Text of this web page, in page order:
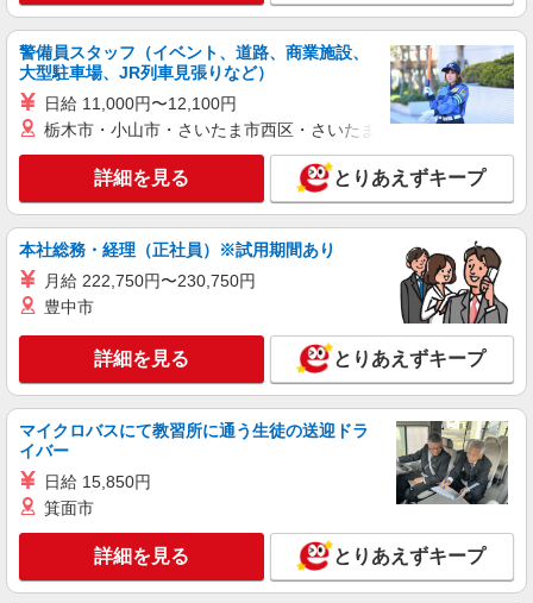
未経験歓迎のアパレル販売スタッフ
未経験：月給243,800円〜400,000円 経験者
（店長候補）：月給300,000円〜 ※試用期間中は
270,000円〜 ★固定残業手当：30,800円（月給に
含む） ※経験・能力考慮 ※固定残業時間は1ヶ月
あたり20時間、超過時は追加で残業手当支給 ※月
3万円まで交通費支給 ※試用期間（2〜3ヶ月）も
同条件 【手当】固定残業手当／資格手当／店舗職
制手当／住宅手当（実家外かつ賃貸の場合のみ別
途支給）※試用期間明けから支給／特別手当 ※手
当の種類はエリアにより異なります。詳細は面接
時にお尋ねください。 ＼入社３大特典キャンペー
ン実施中！／※詳細は備考欄にて
≪横浜ジョイナス店≫ 神奈川県横浜市西区南
幸1-4 横浜ジョイナスB1F ■各線「横浜駅」より徒
歩2分
詳細を見る
正社員
LOUNIE（ルーニィ） 横浜タカシマヤ店
未経験歓迎のアパレル販売スタッフ
未経験：月給243,800円〜400,000円 経験者
（店長候補）：月給300,000円〜 ※試用期間中は
270,000円〜 ★固定残業手当：30,800円（月給に
含む） ※経験・能力考慮 ※固定残業時間は1ヶ月
あたり20時間、超過時は追加で残業手当支給 ※月
同条件 【手当】固定残業手当／資格手当／店舗職
制手当／住宅手当（実家外かつ賃貸の場合のみ別
途支給）※試用期間明けから支給／特別手当 ※手
当の種類はエリアにより異なります。詳細は面接
ン実施中！／※詳細は備考欄にて
≪横浜タカシマヤ店≫ 神奈川県横浜市西区南
幸1-6-31 横浜髙島屋4階 婦人服キャリアクロー
ゼット ■各線「横浜駅」より徒歩2分
キープ 詳細を見る
正社員
LOUNIE（ルーニィ）横浜高島屋店
ジメントまでお任せします◎
未経験：月給243,800円〜400,000円 経験者
警備員スタッフ（イベント、道路、商業施設、
大型駐車場、JR列車見張りなど）
日給 11,000円〜12,100円
栃木市・小山市・さいたま市西区・さいたま市岩槻区・久喜市・
詳細を見る とりあえずキープ
本社総務・経理（正社員）※試用期間あり
月給 222,750円〜230,750円
豊中市
詳細を見る とりあえずキープ
マイクロバスにて教習所に通う生徒の送迎ドラ
イバー
日給 15,850円
箕面市
詳細を見る とりあえずキープ